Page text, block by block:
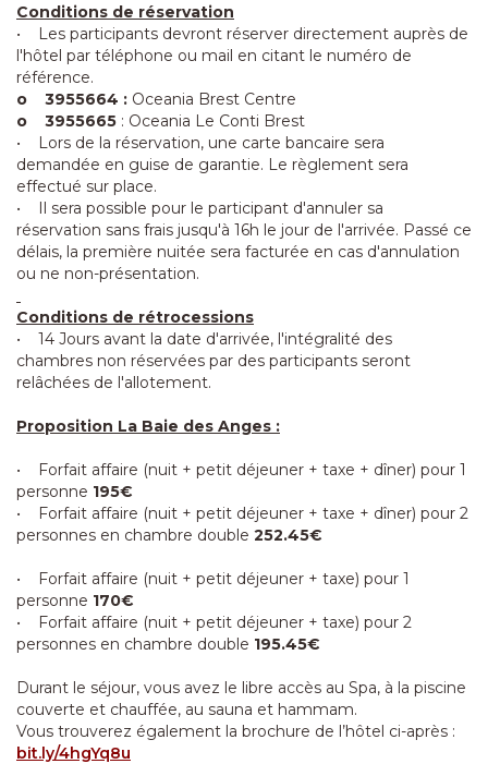
Conditions de réservation
• Les participants devront réserver directement auprès de
l'hôtel par téléphone ou mail en citant le numéro de
référence.
o 3955664 : Oceania Brest Centre
o 3955665 : Oceania Le Conti Brest
• Lors de la réservation, une carte bancaire sera
demandée en guise de garantie. Le règlement sera
effectué sur place.
• Il sera possible pour le participant d'annuler sa
réservation sans frais jusqu'à 16h le jour de l'arrivée. Passé ce
délais, la première nuitée sera facturée en cas d'annulation
ou ne non-présentation.
Conditions de rétrocessions
• 14 Jours avant la date d'arrivée, l'intégralité des
chambres non réservées par des participants seront
relâchées de l'allotement.
Proposition La Baie des Anges :
• Forfait affaire (nuit + petit déjeuner + taxe + dîner) pour 1
personne 195€
• Forfait affaire (nuit + petit déjeuner + taxe + dîner) pour 2
personnes en chambre double 252.45€
• Forfait affaire (nuit + petit déjeuner + taxe) pour 1
personne 170€
• Forfait affaire (nuit + petit déjeuner + taxe) pour 2
personnes en chambre double 195.45€
Durant le séjour, vous avez le libre accès au Spa, à la piscine
couverte et chauffée, au sauna et hammam.
Vous trouverez également la brochure de l’hôtel ci-après :
bit.ly/4hgYq8u